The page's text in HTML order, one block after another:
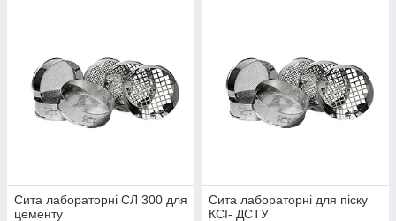
Сита лабораторні СЛ 300 для
цементу
Сита лабораторні для піску
КСІ- ДСТУ